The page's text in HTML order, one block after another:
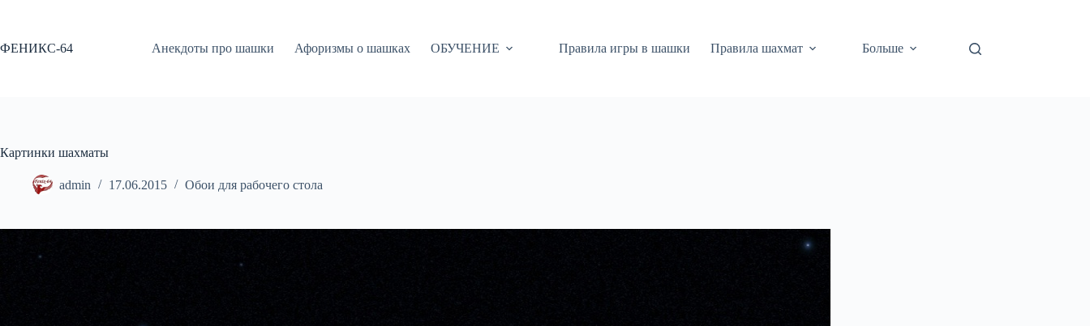
ФЕНИКС-64
Анекдоты про шашки Афоризмы о шашках ОБУЧЕНИЕ Правила игры в шашки Правила шахмат Больше
Картинки шахматы
admin 17.06.2015 Обои для рабочего стола